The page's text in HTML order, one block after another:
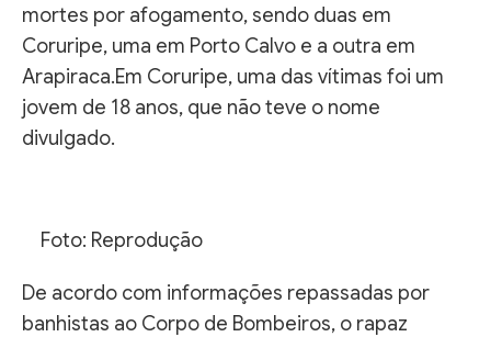
mortes por afogamento, sendo duas em
Coruripe, uma em Porto Calvo e a outra em
Arapiraca.Em Coruripe, uma das vítimas foi um
jovem de 18 anos, que não teve o nome
divulgado.
Foto: Reprodução
De acordo com informações repassadas por
banhistas ao Corpo de Bombeiros, o rapaz